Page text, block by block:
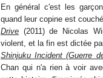
En général c'est les
quand leur copine est
Drive (2011) de Nicolas
violent, et la fin est dictée
Shinjuku Incident (Guerre
Chan qui n'a rien à voir